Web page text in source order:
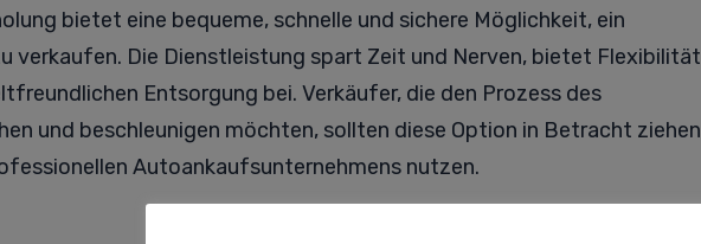
bietet eine bequeme, schnelle und sichere Möglichkeit, ein
verkaufen. Die Dienstleistung spart Zeit und Nerven, bietet Flexibilität
Entsorgung bei. Verkäufer, die den Prozess des
und beschleunigen möchten, sollten diese Option in Betracht ziehen
Autoankaufsunternehmens nutzen.